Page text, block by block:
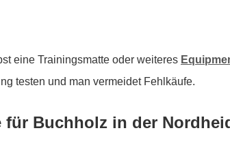
eine Trainingsmatte oder weiteres
testen und man vermeidet Fehlkäufe.
für Buchholz in der